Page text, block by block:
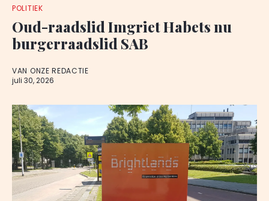
POLITIEK
Oud-raadslid Imgriet Habets nu
burgerraadslid SAB
VAN ONZE REDACTIE
juli 30, 2026